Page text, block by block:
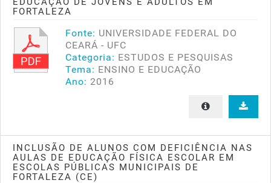
FORTALEZA
Fonte: UNIVERSIDADE FEDERAL DO
CEARÁ - UFC
Categoria: ESTUDOS E PESQUISAS
Tema: ENSINO E EDUCAÇÃO
Ano: 2016
INCLUSÃO DE ALUNOS COM DEFICIÊNCIA NAS
AULAS DE EDUCAÇÃO FÍSICA ESCOLAR EM
ESCOLAS PÚBLICAS MUNICIPAIS DE
FORTALEZA (CE)